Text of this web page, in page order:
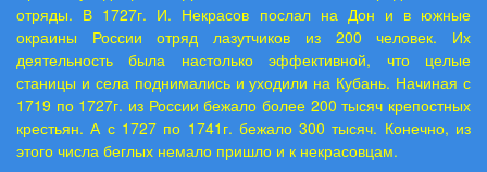
отряды. В 1727г. И. Некрасов послал на Дон и в южные
окраины России отряд лазутчиков из 200 человек. Их
деятельность была настолько эффективной, что целые
станицы и села поднимались и уходили на Кубань. Начиная с
1719 по 1727г. из России бежало более 200 тысяч крепостных
крестьян. А с 1727 по 1741г. бежало 300 тысяч. Конечно, из
этого числа беглых немало пришло и к некрасовцам.